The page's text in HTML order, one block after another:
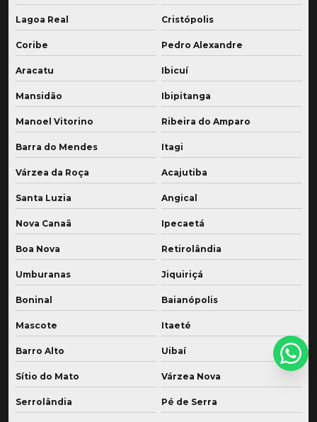
Lagoa Real Cristópolis
Coribe Pedro Alexandre
Aracatu Ibicuí
Mansidão Ibipitanga
Manoel Vitorino Ribeira do Amparo
Barra do Mendes Itagi
Várzea da Roça Acajutiba
Santa Luzia Angical
Nova Canaã Ipecaetá
Boa Nova Retirolândia
Umburanas Jiquiriçá
Boninal Baianópolis
Mascote Itaeté
Barro Alto Uibaí
Sítio do Mato Várzea Nova
Serrolândia Pé de Serra